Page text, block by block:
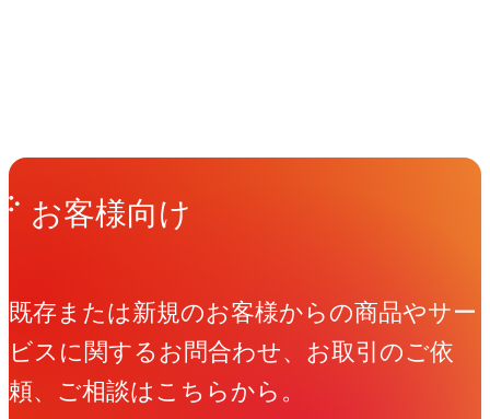
Get in Touchお問い合わせ
お客様向け
既存または新規のお客様からの商品やサー
ビスに関するお問合わせ、お取引のご依
頼、ご相談はこちらから。